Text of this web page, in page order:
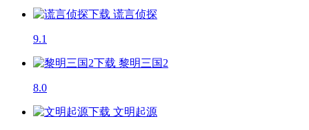
谎言侦探
9.1
黎明三国2
8.0
文明起源